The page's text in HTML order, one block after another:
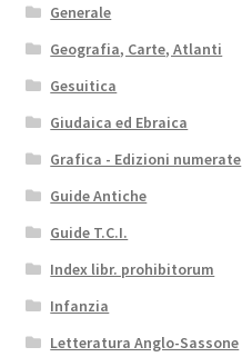
Generale
Geografia, Carte, Atlanti
Gesuitica
Giudaica ed Ebraica
Grafica - Edizioni numerate
Guide Antiche
Guide T.C.I.
Index libr. prohibitorum
Infanzia
Letteratura Anglo-Sassone